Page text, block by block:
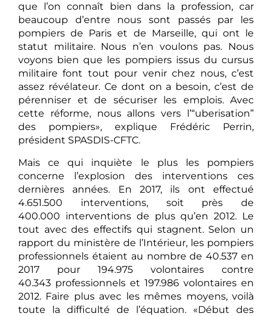
que l’on connaît bien dans la profession, car
beaucoup d’entre nous sont passés par les
pompiers de Paris et de Marseille, qui ont le
statut militaire. Nous n’en voulons pas. Nous
voyons bien que les pompiers issus du cursus
militaire font tout pour venir chez nous, c’est
assez révélateur. Ce dont on a besoin, c’est de
pérenniser et de sécuriser les emplois. Avec
cette réforme, nous allons vers l’“uberisation”
des pompiers», explique Frédéric Perrin,
président SPASDIS-CFTC.
Mais ce qui inquiète le plus les pompiers
concerne l’explosion des interventions ces
dernières années. En 2017, ils ont effectué
4.651.500 interventions, soit près de
400.000 interventions de plus qu’en 2012. Le
tout avec des effectifs qui stagnent. Selon un
rapport du ministère de l’Intérieur, les pompiers
professionnels étaient au nombre de 40.537 en
2017 pour 194.975 volontaires contre
40.343 professionnels et 197.986 volontaires en
2012. Faire plus avec les mêmes moyens, voilà
toute la difficulté de l’équation. «Début des